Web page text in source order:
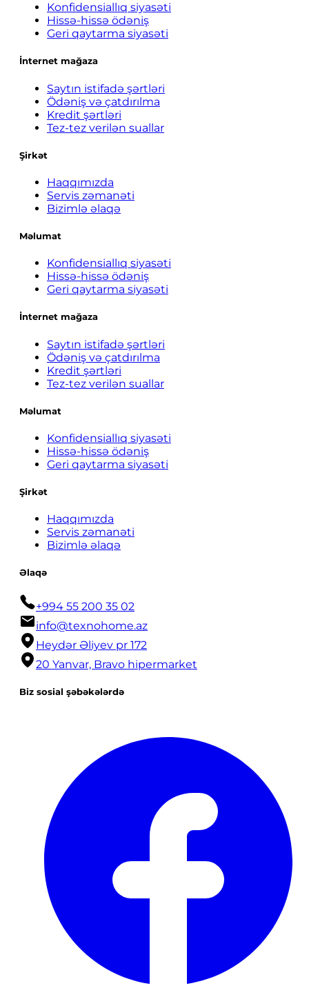
Konfidensiallıq siyasəti
Hissə-hissə ödəniş
Geri qaytarma siyasəti
İnternet mağaza
Saytın istifadə şərtləri
Ödəniş və çatdırılma
Kredit şərtləri
Tez-tez verilən suallar
Şirkət
Haqqımızda
Servis zəmanəti
Bizimlə əlaqə
Məlumat
Konfidensiallıq siyasəti
Hissə-hissə ödəniş
Geri qaytarma siyasəti
İnternet mağaza
Saytın istifadə şərtləri
Ödəniş və çatdırılma
Kredit şərtləri
Tez-tez verilən suallar
Məlumat
Konfidensiallıq siyasəti
Hissə-hissə ödəniş
Geri qaytarma siyasəti
Şirkət
Haqqımızda
Servis zəmanəti
Bizimlə əlaqə
Əlaqə
+994 55 200 35 02
info@texnohome.az
Heydər Əliyev pr 172
20 Yanvar, Bravo hipermarket
Biz sosial şəbəkələrdə